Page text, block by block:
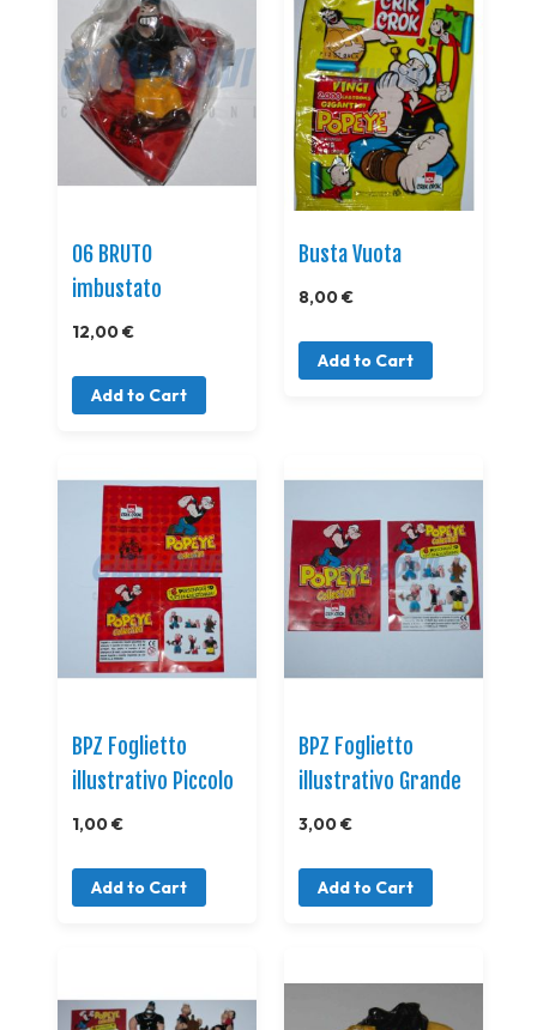
06 BRUTO
imbustato
12,00 €
Add to Cart
Busta Vuota
8,00 €
Add to Cart
BPZ Foglietto
illustrativo Piccolo
1,00 €
Add to Cart
BPZ Foglietto
illustrativo Grande
3,00 €
Add to Cart